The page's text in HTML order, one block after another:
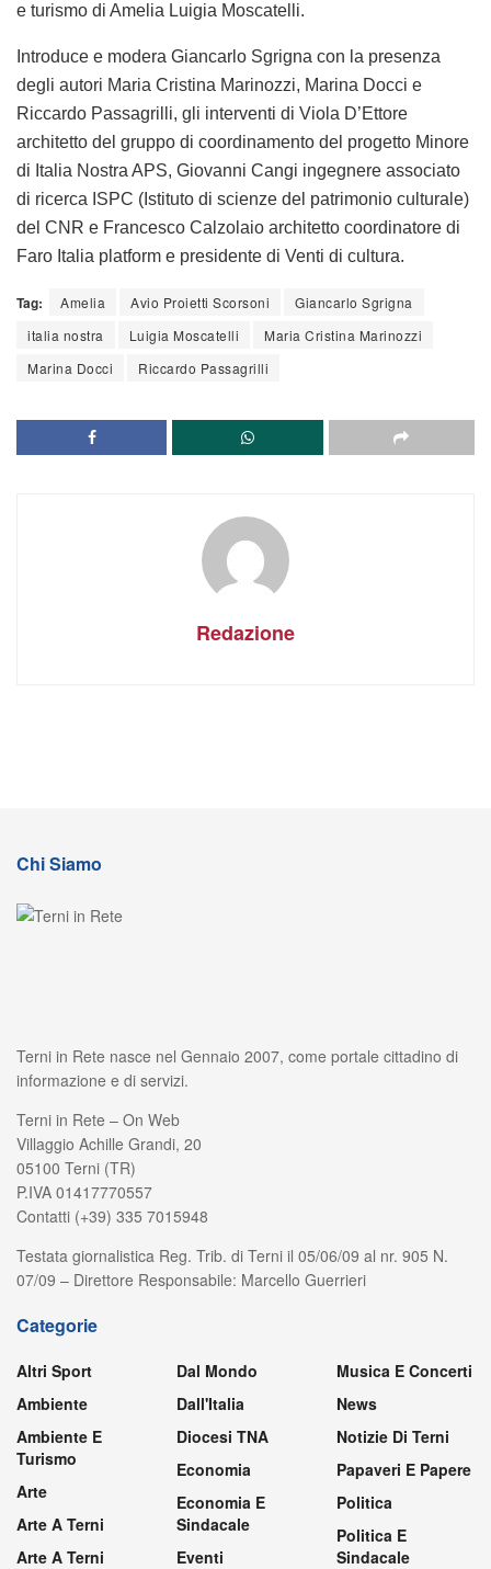
e turismo di Amelia Luigia Moscatelli.
Introduce e modera Giancarlo Sgrigna con la presenza
degli autori Maria Cristina Marinozzi, Marina Docci e
Riccardo Passagrilli, gli interventi di Viola D’Ettore
architetto del gruppo di coordinamento del progetto Minore
di Italia Nostra APS, Giovanni Cangi ingegnere associato
di ricerca ISPC (Istituto di scienze del patrimonio culturale)
del CNR e Francesco Calzolaio architetto coordinatore di
Faro Italia platform e presidente di Venti di cultura.
Tag: Amelia Avio Proietti Scorsoni
Giancarlo Sgrigna
italia nostra
Luigia Moscatelli
Maria Cristina Marinozzi
Marina Docci
Riccardo Passagrilli
Redazione
Chi Siamo
Terni in Rete nasce nel Gennaio 2007, come portale cittadino di
informazione e di servizi.
Terni in Rete – On Web
Villaggio Achille Grandi, 20
05100 Terni (TR)
P.IVA 01417770557
Contatti (+39) 335 7015948
Testata giornalistica Reg. Trib. di Terni il 05/06/09 al nr. 905 N.
07/09 – Direttore Responsabile: Marcello Guerrieri
Categorie
Altri Sport
Ambiente
Ambiente E
Turismo
Arte
Arte A Terni
Arte A Terni
Dal Mondo
Dall'Italia
Diocesi TNA
Economia
Economia E
Sindacale
Eventi
Musica E Concerti
News
Notizie Di Terni
Papaveri E Papere
Politica
Politica E
Sindacale